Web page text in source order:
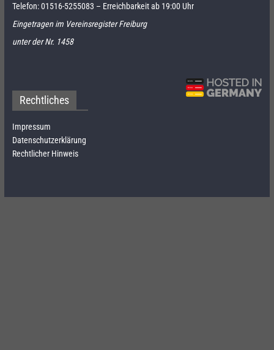
Telefon:01516-5255083 – Erreichbarkeit ab 19:00 Uhr
Eingetragen im Vereinsregister Freiburg
unter der Nr. 1458
Rechtliches
Impressum
Datenschutzerklärung
Rechtlicher Hinweis